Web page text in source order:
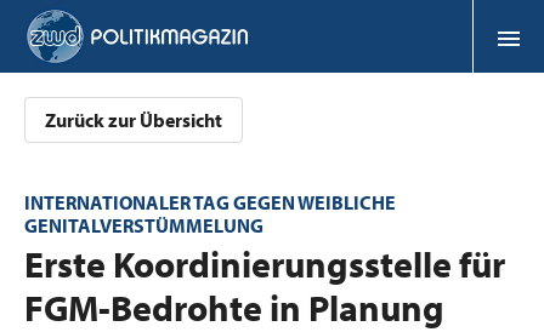
Zurück zur Übersicht
INTERNATIONALER TAG GEGEN WEIBLICHE
GENITALVERSTÜMMELUNG
:Erste Koordinierungsstelle für
FGM-Bedrohte in Planung